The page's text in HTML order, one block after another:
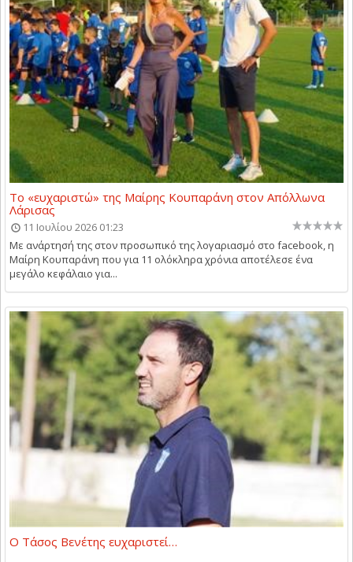
Το «ευχαριστώ» της Μαίρης Κουπαράνη στον Απόλλωνα
Λάρισας
11 Ιουλίου 2026 01:23
Με ανάρτησή της στον προσωπικό της λογαριασμό στο facebook, η
Μαίρη Κουπαράνη που για 11 ολόκληρα χρόνια αποτέλεσε ένα
μεγάλο κεφάλαιο για...
O Τάσος Βενέτης ευχαριστεί…